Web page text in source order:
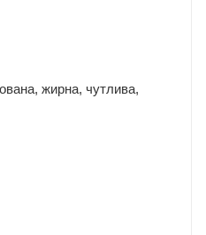
жирна, чутлива,